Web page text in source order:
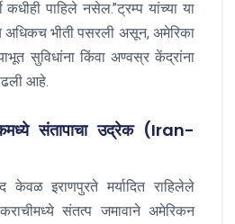
कधीही पाहिले नसेल.”ट्रम्प यांच्या या
अधिकच भीती पसरली असून, अमेरिका
सुविधांना किंवा अण्वस्र केंद्रांना
आहे.
संतापाचा उद्रेक (Iran-
केवळ इराणपुरते मर्यादित राहिलेले
कराचीमध्ये संतत्प जमावाने अमेरिकन